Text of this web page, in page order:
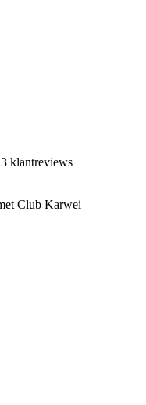
klantreviews
Club Karwei